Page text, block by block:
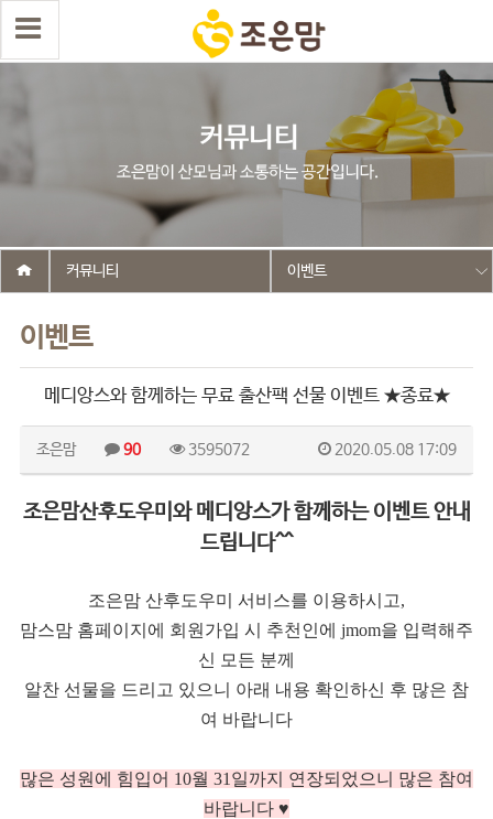
이벤트
커뮤니티 이벤트
메디앙스와 함께하는 무료 출산팩 선물 이벤트 ★종료★
조은맘 90 3595072 2020.05.08 17:09
조은맘산후도우미와 메디앙스가 함께하는 이벤트 안내
드립니다^^
조은맘 산후도우미 서비스를 이용하시고,
맘스맘 홈페이지에 회원가입 시 추천인에 jmom을 입력해주
신 모든 분께
알찬 선물을 드리고 있으니 아래 내용 확인하신 후 많은 참
여 바랍니다
많은 성원에 힘입어 10월 31일까지 연장되었으니 많은 참여
바랍니다 ♥